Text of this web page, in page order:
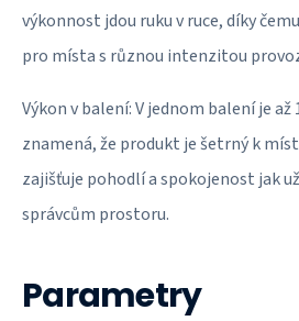
výkonnost jdou ruku v ruce, díky
pro místa s různou intenzitou
Výkon v balení: V jednom balení je až
znamená, že produkt je šetrný k
zajišťuje pohodlí a spokojenost jak
správcům prostoru.
Parametry